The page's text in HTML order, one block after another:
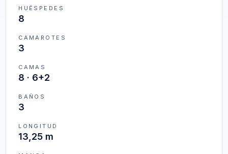
HUÉSPEDES
8
CAMAROTES
3
CAMAS
8 · 6+2
BAÑOS
3
LONGITUD
13,25 m